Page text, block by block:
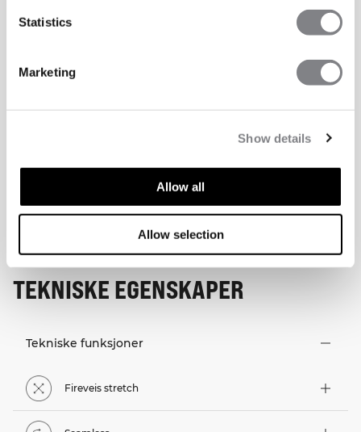
Statistics
Marketing
Show details
Allow all
Allow selection
TEKNISKE EGENSKAPER
Tekniske funksjoner
Fireveis stretch